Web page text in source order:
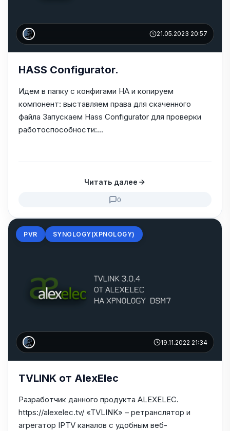
21.05.2023 20:57
HASS Configurator.
Идем в папку с конфигами HA и копируем
компонент: выставляем права для скаченного
файла Запускаем Hass Configurator для проверки
работоспособности:...
Читать далее
0
PVR SYNOLOGY(XPNOLOGY)
19.11.2022 21:34
TVLINK от AlexElec
Разработчик данного продукта ALEXELEC.
https://alexelec.tv/ «TVLINK» – ретранслятор и
агрегатор IPTV каналов с удобным веб-